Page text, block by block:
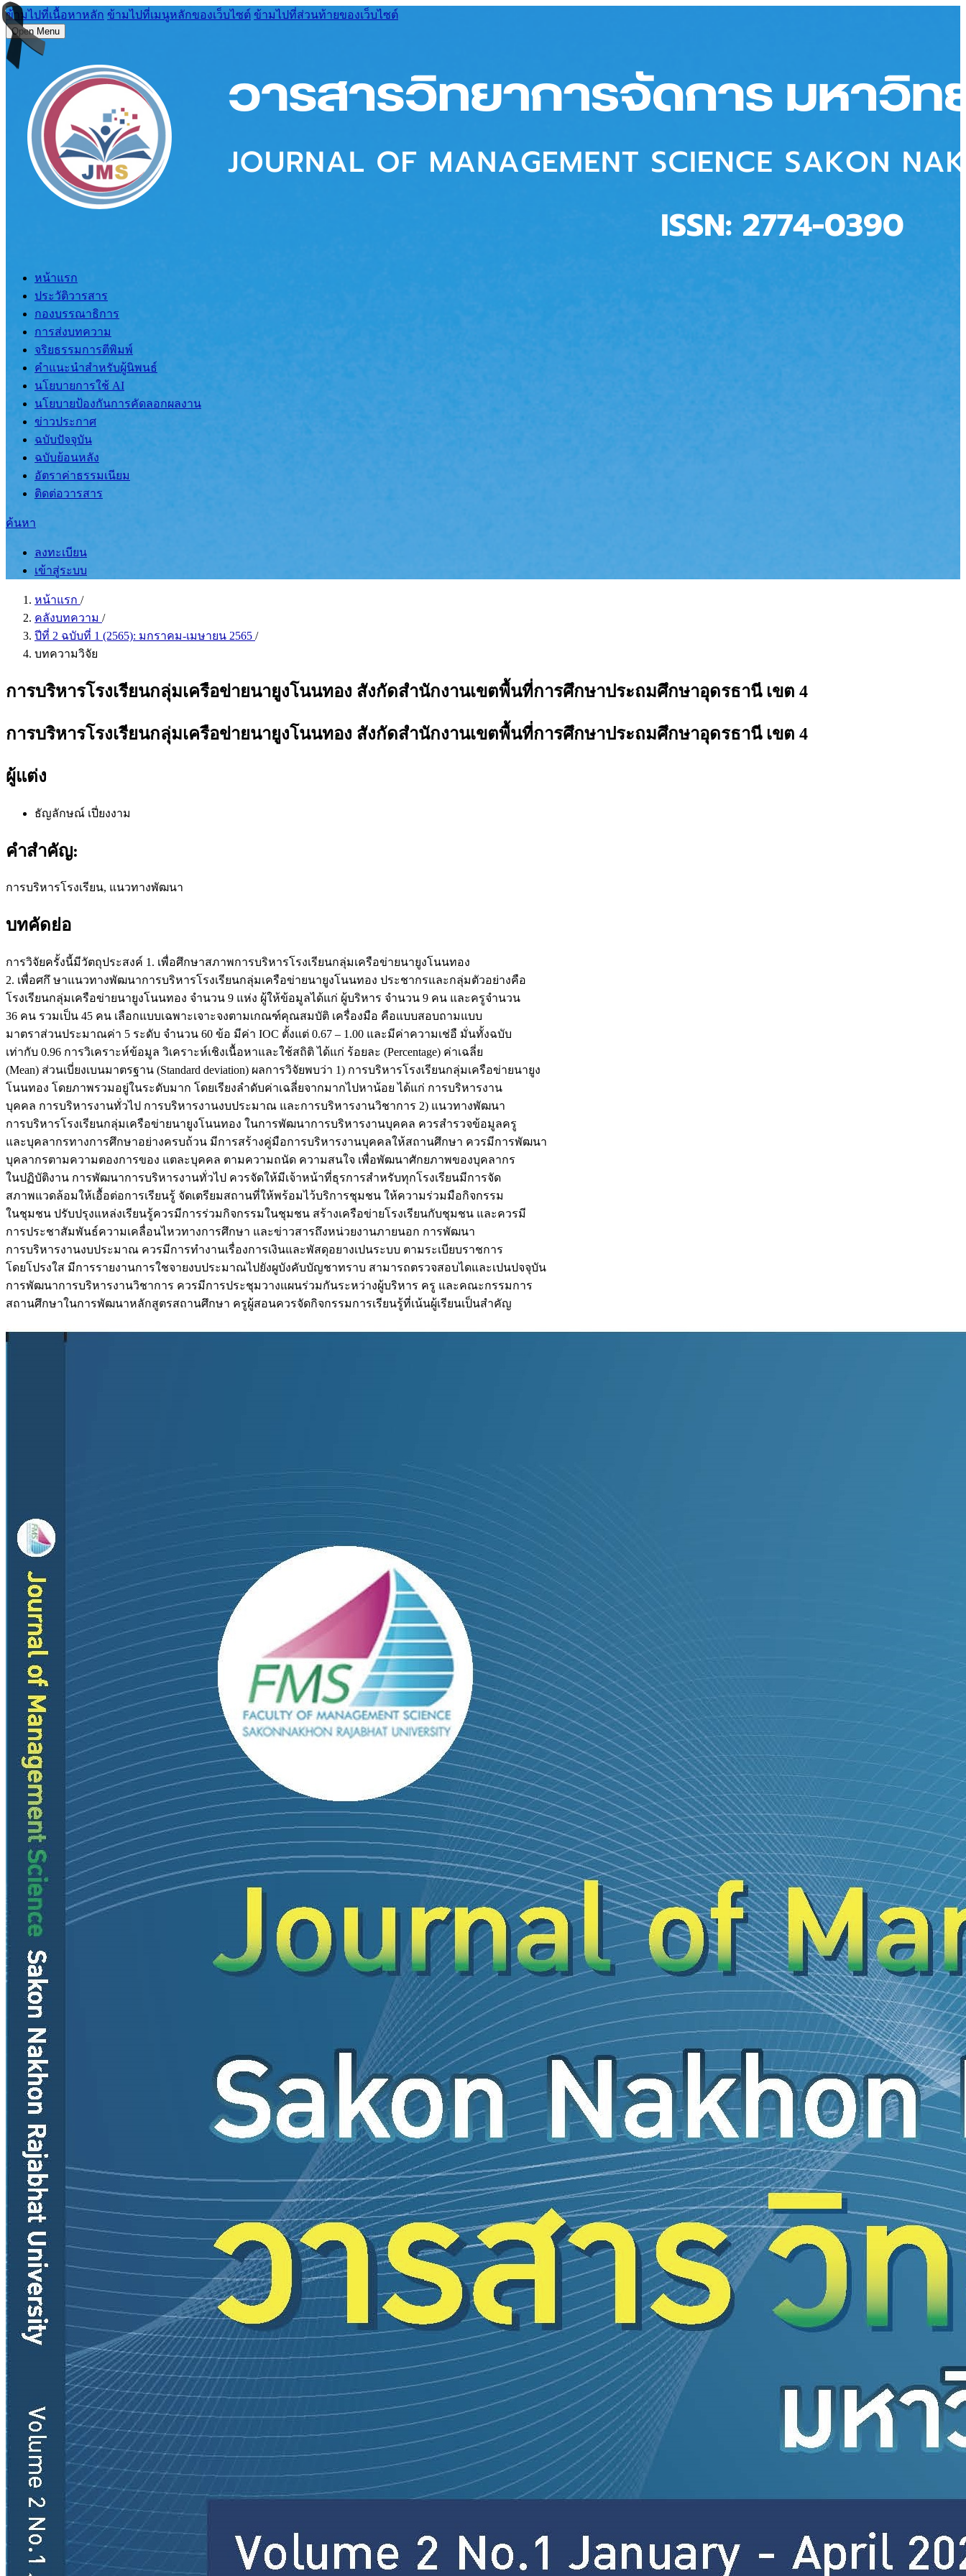
ข้ามไปที่เนื้อหาหลัก ข้ามไปที่เมนูหลักของเว็บไซต์ ข้ามไปที่ส่วนท้ายของเว็บไซต์
Open Menu
หน้าแรก
ประวัติวารสาร
กองบรรณาธิการ
การส่งบทความ
จริยธรรมการตีพิมพ์
คำแนะนำสำหรับผู้นิพนธ์
นโยบายการใช้ AI
นโยบายป้องกันการคัดลอกผลงาน
ข่าวประกาศ
ฉบับปัจจุบัน
ฉบับย้อนหลัง
อัตราค่าธรรมเนียม
ติดต่อวารสาร
ค้นหา
ลงทะเบียน
เข้าสู่ระบบ
หน้าแรก /
คลังบทความ /
ปีที่ 2 ฉบับที่ 1 (2565): มกราคม-เมษายน 2565 /
บทความวิจัย
การบริหารโรงเรียนกลุ่มเครือข่ายนายูงโนนทอง สังกัดสำนักงานเขตพื้นที่การศึกษาประถมศึกษาอุดรธานี เขต 4
การบริหารโรงเรียนกลุ่มเครือข่ายนายูงโนนทอง สังกัดสำนักงานเขตพื้นที่การศึกษาประถมศึกษาอุดรธานี เขต 4
ผู้แต่ง
ธัญลักษณ์ เปี่ยงงาม
คำสำคัญ:
การบริหารโรงเรียน, แนวทางพัฒนา
บทคัดย่อ
การวิจัยครั้งนี้มีวัตถุประสงค์ 1. เพื่อศึกษาสภาพการบริหารโรงเรียนกลุ่มเครือข่ายนายูงโนนทอง
2. เพื่อศกึ ษาแนวทางพัฒนาการบริหารโรงเรียนกลุ่มเครือข่ายนายูงโนนทอง ประชากรและกลุ่มตัวอย่างคือ
โรงเรียนกลุ่มเครือข่ายนายูงโนนทอง จำนวน 9 แห่ง ผู้ให้ข้อมูลได้แก่ ผู้บริหาร จำนวน 9 คน และครูจำนวน
36 คน รวมเป็น 45 คน เลือกแบบเฉพาะเจาะจงตามเกณฑ์คุณสมบัติ เครื่องมือ คือแบบสอบถามแบบ
มาตราส่วนประมาณค่า 5 ระดับ จำนวน 60 ข้อ มีค่า IOC ตั้งแต่ 0.67 – 1.00 และมีค่าความเช่อื มั่นทั้งฉบับ
เท่ากับ 0.96 การวิเคราะห์ข้อมูล วิเคราะห์เชิงเนื้อหาและใช้สถิติ ได้แก่ ร้อยละ (Percentage) ค่าเฉลี่ย
(Mean) ส่วนเบี่ยงเบนมาตรฐาน (Standard deviation) ผลการวิจัยพบว่า 1) การบริหารโรงเรียนกลุ่มเครือข่ายนายูง
โนนทอง โดยภาพรวมอยู่ในระดับมาก โดยเรียงลำดับค่าเฉลี่ยจากมากไปหาน้อย ได้แก่ การบริหารงาน
บุคคล การบริหารงานทั่วไป การบริหารงานงบประมาณ และการบริหารงานวิชาการ 2) แนวทางพัฒนา
การบริหารโรงเรียนกลุ่มเครือข่ายนายูงโนนทอง ในการพัฒนาการบริหารงานบุคคล ควรสำรวจข้อมูลครู
และบุคลากรทางการศึกษาอย่างครบถ้วน มีการสร้างคู่มือการบริหารงานบุคคลให้สถานศึกษา ควรมีการพัฒนา
บุคลากรตามความตองการของ แตละบุคคล ตามความถนัด ความสนใจ เพื่อพัฒนาศักยภาพของบุคลากร
ในปฏิบัติงาน การพัฒนาการบริหารงานทั่วไป ควรจัดให้มีเจ้าหน้าที่ธุรการสำหรับทุกโรงเรียนมีการจัด
สภาพแวดล้อมให้เอื้อต่อการเรียนรู้ จัดเตรียมสถานที่ให้พร้อมไว้บริการชุมชน ให้ความร่วมมือกิจกรรม
ในชุมชน ปรับปรุงแหล่งเรียนรู้ควรมีการร่วมกิจกรรมในชุมชน สร้างเครือข่ายโรงเรียนกับชุมชน และควรมี
การประชาสัมพันธ์ความเคลื่อนไหวทางการศึกษา และข่าวสารถึงหน่วยงานภายนอก การพัฒนา
การบริหารงานงบประมาณ ควรมีการทำงานเรื่องการเงินและพัสดุอยางเปนระบบ ตามระเบียบราชการ
โดยโปรงใส มีการรายงานการใชจายงบประมาณไปยังผูบังคับบัญชาทราบ สามารถตรวจสอบไดและเปนปจจุบัน
การพัฒนาการบริหารงานวิชาการ ควรมีการประชุมวางแผนร่วมกันระหว่างผู้บริหาร ครู และคณะกรรมการ
สถานศึกษาในการพัฒนาหลักสูตรสถานศึกษา ครูผู้สอนควรจัดกิจกรรมการเรียนรู้ที่เน้นผู้เรียนเป็นสำคัญ